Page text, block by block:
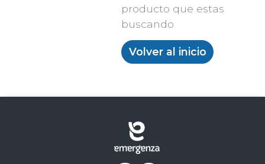
producto que estas
buscando
Volver al inicio